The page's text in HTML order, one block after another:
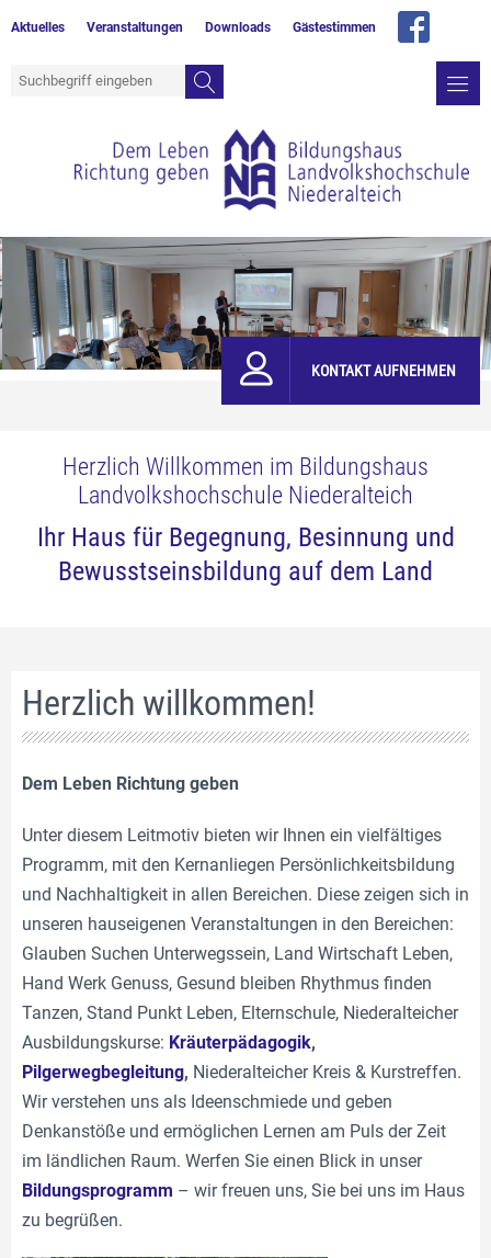
Aktuelles Veranstaltungen Downloads Gästestimmen
KONTAKT AUFNEHMEN
Herzlich Willkommen im Bildungshaus
Landvolkshochschule Niederalteich
Ihr Haus für Begegnung, Besinnung und
Bewusstseinsbildung auf dem Land
Herzlich willkommen!
Dem Leben Richtung geben
Unter diesem Leitmotiv bieten wir Ihnen ein vielfältiges
Programm, mit den Kernanliegen Persönlichkeitsbildung
und Nachhaltigkeit in allen Bereichen. Diese zeigen sich in
unseren hauseigenen Veranstaltungen in den Bereichen:
Glauben Suchen Unterwegssein, Land Wirtschaft Leben,
Hand Werk Genuss, Gesund bleiben Rhythmus finden
Tanzen, Stand Punkt Leben, Elternschule, Niederalteicher
Ausbildungskurse: Kräuterpädagogik,
Pilgerwegbegleitung, Niederalteicher Kreis & Kurstreffen.
Wir verstehen uns als Ideenschmiede und geben
Denkanstöße und ermöglichen Lernen am Puls der Zeit
im ländlichen Raum. Werfen Sie einen Blick in unser
Bildungsprogramm – wir freuen uns, Sie bei uns im Haus
zu begrüßen.